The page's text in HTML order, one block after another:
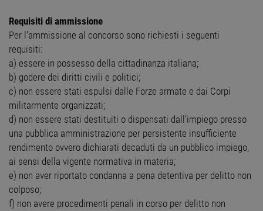
Requisiti di ammissione
Per l’ammissione al concorso sono richiesti i seguenti
requisiti:
a) essere in possesso della cittadinanza italiana;
b) godere dei diritti civili e politici;
c) non essere stati espulsi dalle Forze armate e dai Corpi
militarmente organizzati;
d) non essere stati destituiti o dispensati dall’impiego presso
una pubblica amministrazione per persistente insufficiente
rendimento ovvero dichiarati decaduti da un pubblico impiego,
ai sensi della vigente normativa in materia;
e) non aver riportato condanna a pena detentiva per delitto non
colposo;
f) non avere procedimenti penali in corso per delitto non